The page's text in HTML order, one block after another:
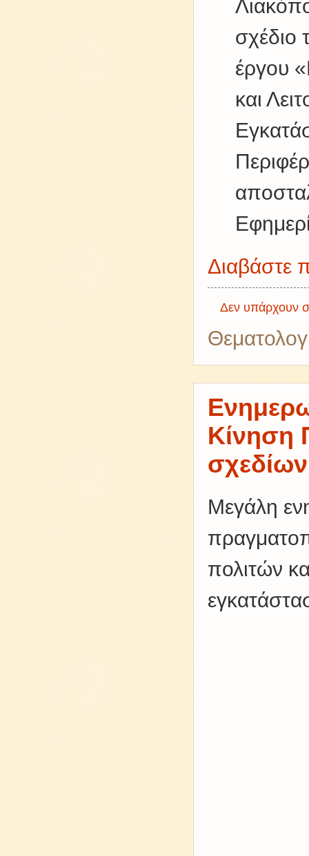
σχέδιο
έργου
και
Διαβάστε
Δεν υπάρχουν
Κίνηση
Μεγάλη
πολιτών